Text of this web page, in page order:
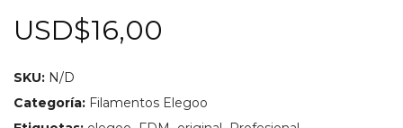
USD$16,00
SKU: N/D
Categoría: Filamentos Elegoo